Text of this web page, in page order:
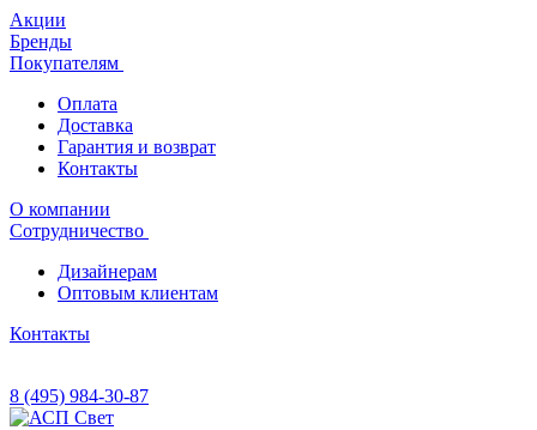
Акции
Бренды
Покупателям
Оплата
Доставка
Гарантия и возврат
Контакты
О компании
Сотрудничество
Дизайнерам
Оптовым клиентам
Контакты
8 (495) 984-30-87